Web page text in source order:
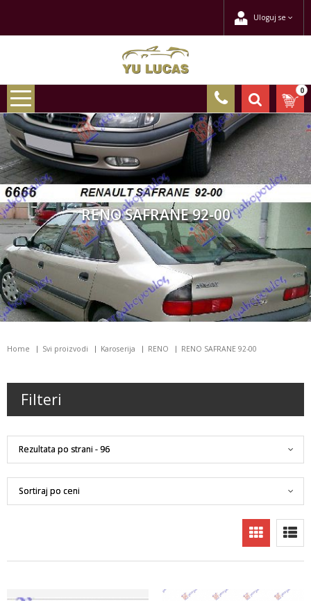
Uloguj se
0
RENO SAFRANE 92-00
Home Svi proizvodi Karoserija RENO RENO SAFRANE 92-00
Filteri